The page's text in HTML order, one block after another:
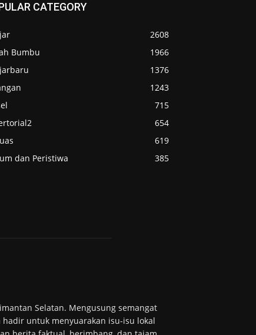
CATEGORY
2608
Bumbu
1966
1376
1243
715
654
619
dan Peristiwa
385
Selatan. Mengusung semangat
untuk menyuarakan isu-isu lokal